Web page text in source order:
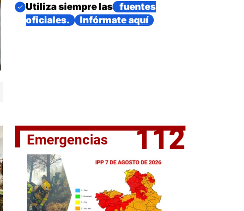
El jefe del Ejecutivo castellanomanchego, Emiliano García-
Imagen
Utiliza siempre las
fuentes
oficiales.
Infórmate aquí
Emergencias 112